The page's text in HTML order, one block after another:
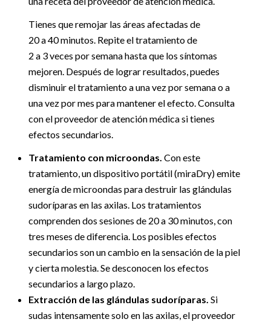
Tienes que remojar las áreas afectadas de
20 a 40 minutos. Repite el tratamiento de
2 a 3 veces por semana hasta que los síntomas
mejoren. Después de lograr resultados, puedes
disminuir el tratamiento a una vez por semana o a
una vez por mes para mantener el efecto. Consulta
con el proveedor de atención médica si tienes
efectos secundarios.
Tratamiento con microondas. Con este
tratamiento, un dispositivo portátil (miraDry) emite
energía de microondas para destruir las glándulas
sudoríparas en las axilas. Los tratamientos
comprenden dos sesiones de 20 a 30 minutos, con
tres meses de diferencia. Los posibles efectos
secundarios son un cambio en la sensación de la piel
y cierta molestia. Se desconocen los efectos
secundarios a largo plazo.
Extracción de las glándulas sudoríparas. Si
sudas intensamente solo en las axilas, el proveedor